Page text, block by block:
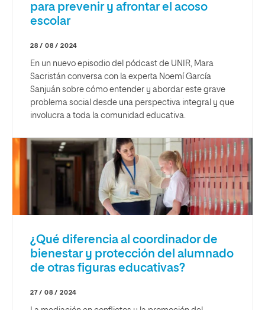
para prevenir y afrontar el acoso
escolar
28 / 08 / 2024
En un nuevo episodio del pódcast de UNIR, Mara
Sacristán conversa con la experta Noemí García
Sanjuán sobre cómo entender y abordar este grave
problema social desde una perspectiva integral y que
involucra a toda la comunidad educativa.
¿Qué diferencia al coordinador de
bienestar y protección del alumnado
de otras figuras educativas?
27 / 08 / 2024